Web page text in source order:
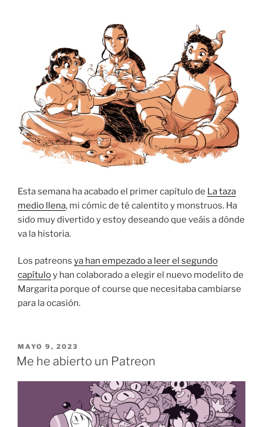
Esta semana ha acabado el primer capítulo de La taza
medio llena, mi cómic de té calentito y monstruos. Ha
sido muy divertido y estoy deseando que veáis a dónde
va la historia.
Los patreons ya han empezado a leer el segundo
capítuloy han colaborado a elegir el nuevo modelito de
Margarita porque of course que necesitaba cambiarse
para la ocasión.
PUBLICADO
EL
MAYO 9, 2023
Me he abierto un Patreon